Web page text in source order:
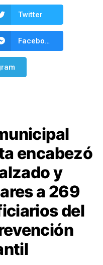
Twitter
Facebook Messenger
encabezó
y
a 269
del